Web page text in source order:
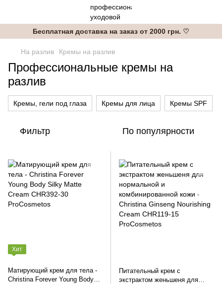
Бесплатная доставка на заказ от 2000 грн. ♡
На разлив Кремы на разлив
Профессиональные кремы на
разлив
Кремы, гели под глаза Кремы для лица Кремы SPF
Фильтр По популярности
Хит
Матирующий крем для тела -
Christina Forever Young Body
Питательный крем с
экстрактом женьшеня для